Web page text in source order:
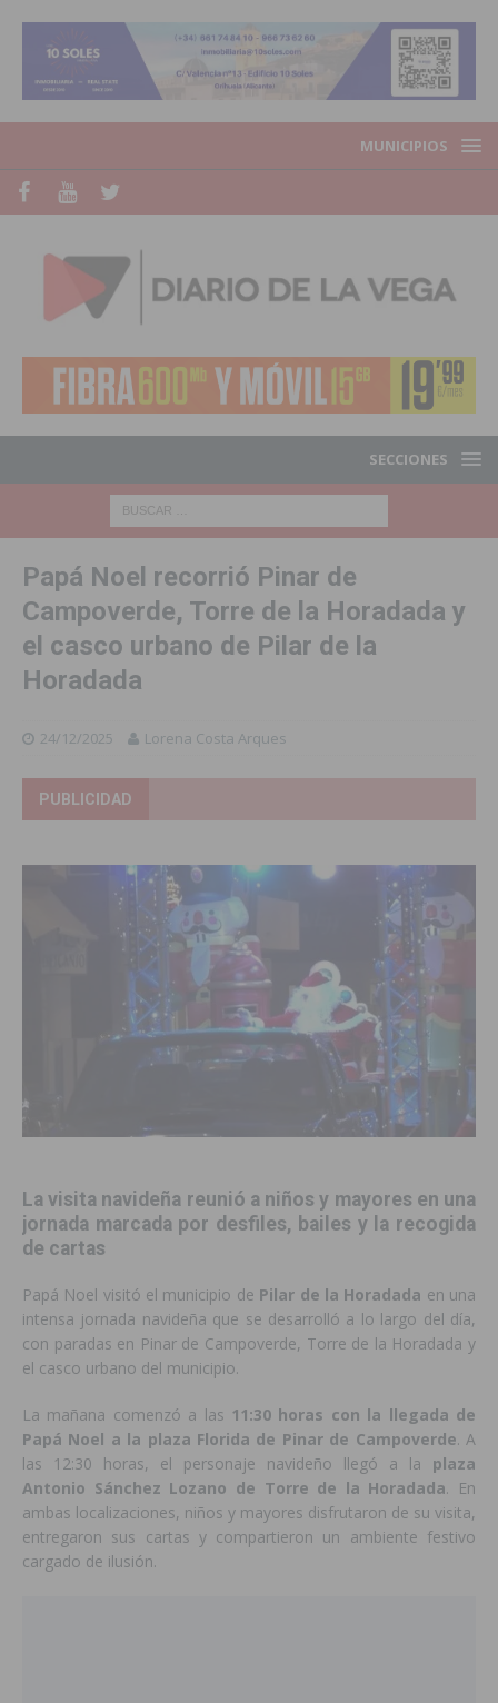
MUNICIPIOS
SECCIONES
Papá Noel recorrió Pinar de
Campoverde, Torre de la Horadada y
el casco urbano de Pilar de la
Horadada
24/12/2025 Lorena Costa Arques
PUBLICIDAD
La visita navideña reunió a niños y mayores en una
jornada marcada por desfiles, bailes y la recogida
de cartas
Papá Noel visitó el municipio de Pilar de la Horadada en una
intensa jornada navideña que se desarrolló a lo largo del día,
con paradas en Pinar de Campoverde, Torre de la Horadada y
el casco urbano del municipio.
La mañana comenzó a las 11:30 horas con la llegada de
Papá Noel a la plaza Florida de Pinar de Campoverde. A
las 12:30 horas, el personaje navideño llegó a la plaza
Antonio Sánchez Lozano de Torre de la Horadada. En
ambas localizaciones, niños y mayores disfrutaron de su visita,
entregaron sus cartas y compartieron un ambiente festivo
cargado de ilusión.